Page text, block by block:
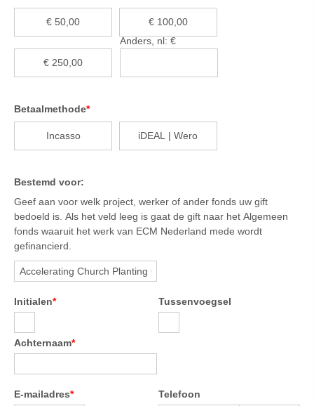
€ 50,00 € 100,00
€ 250,00
Anders, nl: €
Betaalmethode*
Incasso iDEAL | Wero
Bestemd voor:
Geef aan voor welk project, werker of ander fonds uw gift
bedoeld is. Als het veld leeg is gaat de gift naar het Algemeen
fonds waaruit het werk van ECM Nederland mede wordt
gefinancierd.
Initialen* Tussenvoegsel
Achternaam*
E-mailadres* Telefoon